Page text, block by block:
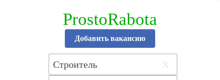
ProstoRabota
Добавить вакансию
X